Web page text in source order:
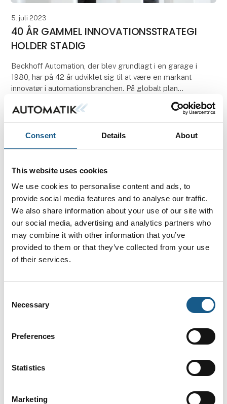
Consent Details About
This website uses cookies
We use cookies to personalise content and ads, to
provide social media features and to analyse our traffic.
We also share information about your use of our site with
our social media, advertising and analytics partners who
may combine it with other information that you’ve
provided to them or that they’ve collected from your use
of their services.
Selection
Necessary
Preferences
Statistics
Marketing
5. juli 2023
40 ÅR GAMMEL INNOVATIONSSTRATEGI
HOLDER STADIG
Beckhoff Automation, der blev grundlagt i en garage i
1980, har på 42 år udviklet sig til at være en markant
innovatør i automationsbranchen. På globalt plan
5. juli 2023
produktionsgulvet
Af Michael Nielsen, adm. direktør i Beckhoﬀ